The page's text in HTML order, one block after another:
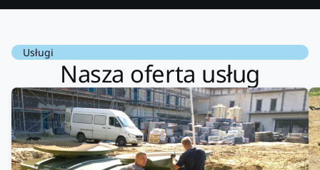
Usługi
Nasza oferta usług